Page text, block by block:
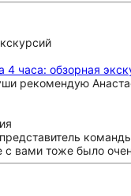
4 часа: обзорная
рекомендую
представитель
с вами тоже было